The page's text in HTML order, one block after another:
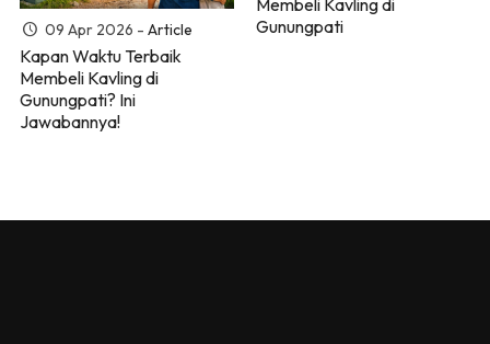
09 Apr 2026 - Article
Kapan Waktu Terbaik
Membeli Kavling di
Gunungpati? Ini
Jawabannya!
Membeli Kavling di
Gunungpati